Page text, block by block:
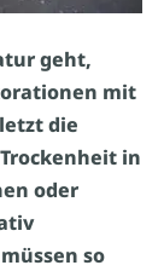
geht,
mit
die
in
oder
so